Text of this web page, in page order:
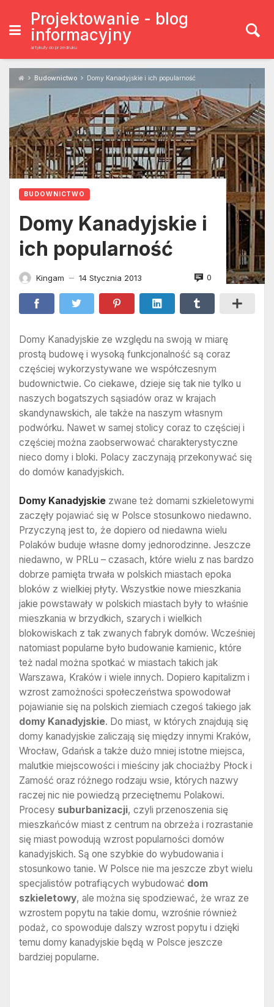
content
Projektowanie - blog
informacyjny
artykuły do przedruku
Budownictwo Domy Kanadyjskie i ich popularność
BUDOWNICTWO
Domy Kanadyjskie i
ich popularność
Kingam — 14 Stycznia 2013 0
Domy Kanadyjskie ze względu na swoją w miarę
prostą budowę i wysoką funkcjonalność są coraz
częściej wykorzystywane we współczesnym
budownictwie. Co ciekawe, dzieje się tak nie tylko u
naszych bogatszych sąsiadów oraz w krajach
skandynawskich, ale także na naszym własnym
podwórku. Nawet w samej stolicy coraz to częściej i
częściej można zaobserwować charakterystyczne
nieco domy i bloki. Polacy zaczynają przekonywać się
do domów kanadyjskich.
Domy Kanadyjskie zwane też domami szkieletowymi
zaczęły pojawiać się w Polsce stosunkowo niedawno.
Przyczyną jest to, że dopiero od niedawna wielu
Polaków buduje własne domy jednorodzinne. Jeszcze
niedawno, w PRLu – czasach, które wielu z nas bardzo
dobrze pamięta trwała w polskich miastach epoka
bloków z wielkiej płyty. Wszystkie nowe mieszkania
jakie powstawały w polskich miastach były to właśnie
mieszkania w brzydkich, szarych i wielkich
blokowiskach z tak zwanych fabryk domów. Wcześniej
natomiast popularne było budowanie kamienic, które
też nadal można spotkać w miastach takich jak
Warszawa, Kraków i wiele innych. Dopiero kapitalizm i
wzrost zamożności społeczeństwa spowodował
pojawianie się na polskich ziemiach czegoś takiego jak
domy Kanadyjskie. Do miast, w których znajdują się
domy kanadyjskie zaliczają się między innymi Kraków,
Wrocław, Gdańsk a także dużo mniej istotne miejsca,
malutkie miejscowości i mieściny jak chociażby Płock i
Zamość oraz różnego rodzaju wsie, których nazwy
raczej nic nie powiedzą przeciętnemu Polakowi.
Procesy suburbanizacji, czyli przenoszenia się
mieszkańców miast z centrum na obrzeża i rozrastanie
się miast powodują wzrost popularności domów
kanadyjskich. Są one szybkie do wybudowania i
stosunkowo tanie. W Polsce nie ma jeszcze zbyt wielu
specjalistów potrafiących wybudować dom
szkieletowy, ale można się spodziewać, że wraz ze
wzrostem popytu na takie domu, wzrośnie również
podaż, co spowoduje dalszy wzrost popytu i dzięki
temu domy kanadyjskie będą w Polsce jeszcze
bardziej popularne.